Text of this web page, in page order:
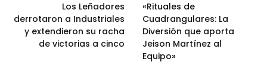
Los Leñadores
derrotaron a Industriales
y extendieron su racha
de victorias a cinco
«Rituales de
Cuadrangulares: La
Diversión que aporta
Jeison Martínez al
Equipo»